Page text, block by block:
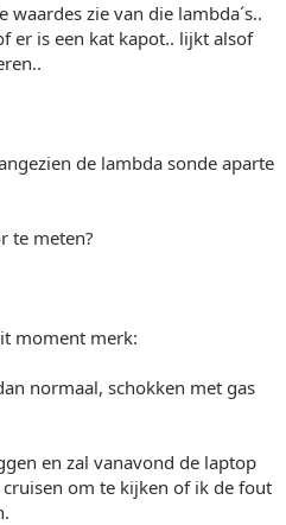
waardes zie van die lambda´s..
er is een kat kapot.. lijkt alsof
de lambda sonde aparte
te meten?
moment merk:
normaal, schokken met gas
en zal vanavond de laptop
om te kijken of ik de fout